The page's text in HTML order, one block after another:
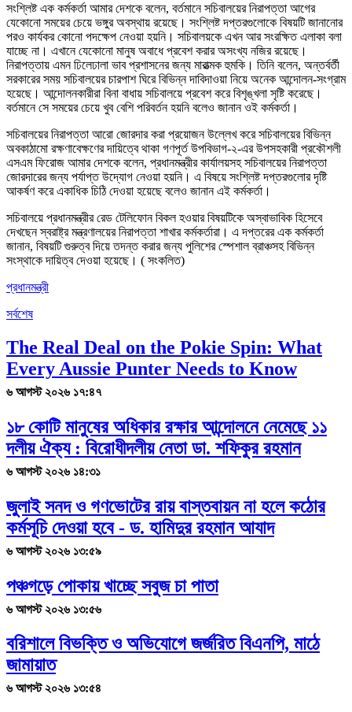
সংশ্লিষ্ট এক কর্মকর্তা আমার দেশকে বলেন, বর্তমানে সচিবালয়ের নিরাপত্তা আগের
যেকোনো সময়ের চেয়ে ভঙ্গুর অবস্থায় রয়েছে। সংশ্লিষ্ট দপ্তরগুলোকে বিষয়টি জানানোর
পরও কার্যকর কোনো পদক্ষেপ নেওয়া হয়নি। সচিবালয়কে এখন আর সংরক্ষিত এলাকা বলা
যাচ্ছে না। এখানে যেকোনো মানুষ অবাধে প্রবেশ করার অসংখ্য নজির রয়েছে।
নিরাপত্তায় এমন ঢিলেঢালা ভাব প্রশাসনের জন্য মারাত্মক হুমকি। তিনি বলেন, অন্তর্বর্তী
সরকারের সময় সচিবালয়ের চারপাশ ঘিরে বিভিন্ন দাবিদাওয়া নিয়ে অনেক আন্দোলন-সংগ্রাম
হয়েছে। আন্দোলনকারীরা বিনা বাধায় সচিবালয়ে প্রবেশ করে বিশৃঙ্খলা সৃষ্টি করেছে।
বর্তমানে সে সময়ের চেয়ে খুব বেশি পরিবর্তন হয়নি বলেও জানান ওই কর্মকর্তা।
সচিবালয়ের নিরাপত্তা আরো জোরদার করা প্রয়োজন উল্লেখ করে সচিবালয়ের বিভিন্ন
অবকাঠামো রক্ষণাবেক্ষণের দায়িত্বে থাকা গণপূর্ত উপবিভাগ-২-এর উপসহকারী প্রকৌশলী
এসএম ফিরোজ আমার দেশকে বলেন, প্রধানমন্ত্রীর কার্যালয়সহ সচিবালয়ের নিরাপত্তা
জোরদারের জন্য পর্যাপ্ত উদ্যোগ নেওয়া হয়নি। এ বিষয়ে সংশ্লিষ্ট দপ্তরগুলোর দৃষ্টি
আকর্ষণ করে একাধিক চিঠি দেওয়া হয়েছে বলেও জানান এই কর্মকর্তা।
সচিবালয়ে প্রধানমন্ত্রীর রেড টেলিফোন বিকল হওয়ার বিষয়টিকে অস্বাভাবিক হিসেবে
দেখছেন স্বরাষ্ট্র মন্ত্রণালয়ের নিরাপত্তা শাখার কর্মকর্তারা। এ দপ্তরের এক কর্মকর্তা
জানান, বিষয়টি গুরুত্ব দিয়ে তদন্ত করার জন্য পুলিশের স্পেশাল ব্রাঞ্চসহ বিভিন্ন
সংস্থাকে দায়িত্ব দেওয়া হয়েছে। ( সংকলিত)
প্রধানমন্ত্রী
সর্বশেষ
The Real Deal on the Pokie Spin: What
Every Aussie Punter Needs to Know
৬ আগস্ট ২০২৬ ১৭:৪৭
১৮ কোটি মানুষের অধিকার রক্ষার আন্দোলনে নেমেছে ১১
দলীয় ঐক্য : বিরোধীদলীয় নেতা ডা. শফিকুর রহমান
৬ আগস্ট ২০২৬ ১৪:৩১
জুলাই সনদ ও গণভোটের রায় বাস্তবায়ন না হলে কঠোর
কর্মসূচি দেওয়া হবে - ড. হামিদুর রহমান আযাদ
৬ আগস্ট ২০২৬ ১৩:৫৯
পঞ্চগড়ে পোকায় খাচ্ছে সবুজ চা পাতা
৬ আগস্ট ২০২৬ ১৩:৫৬
বরিশালে বিভক্তি ও অভিযোগে জর্জরিত বিএনপি, মাঠে
জামায়াত
৬ আগস্ট ২০২৬ ১৩:৫৪